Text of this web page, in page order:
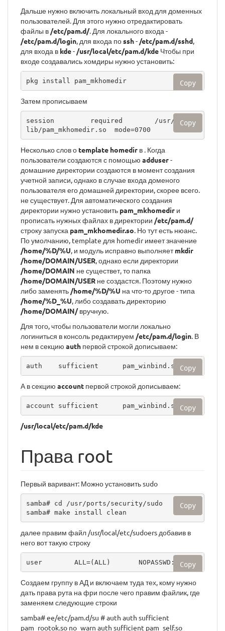
Дальше нужно включить локальный вход для доменных
пользователей. Для этого нужно отредактировать
файлы в /etc/pam.d/. Для локального входа -
/etc/pam.d/login, для входа поssh- /etc/pam.d/sshd,
для входа в kde- /usr/local/etc/pam.d/kde Чтобы при
входе создавались хомдиры нужно установить:
pkg install pam_mkhomedir Copy
Затем прописываем
session         required        /usr/local/
lib/pam_mkhomedir.so  mode=0700
Copy
Несколько слов о template homedir в . Когда
пользователи создаются с помощью adduser-
домашние директории создаются в момент создания
учетной записи, однако в случае входа доменого
пользователя его домашней директории, скорее всего.
не существует. Для автоматического создания
директории нужно установить pam_mkhomedir и
прописать нужных файлах в директории /etc/pam.d/
строку запуска pam_mkhomedir.so. Но тут есть нюанс.
По умолчанию, template для homedir имеет значение
/home/%D/%U, и модуль исправно выполняетmkdir
/home/DOMAIN/USER, однако если директории
/home/DOMAIN не существет, то папка
/home/DOMAIN/USER не создастся. Поэтому нужно
либо заменять /home/%D/%U на что-то другое - типа
/home/%D_%U, либо создавать директорию
/home/DOMAIN/вручную.
Для того, чтобы пользователи могли локально
логиниться в консоль редактируем /etc/pam.d/login. В
нем в секцию auth первой строкой дописываем:
auth    sufficient      pam_winbind.so Copy
А в секцию account первой строкой дописываем:
account sufficient      pam_winbind.so Copy
/usr/local/etc/pam.d/kde
Права root
Первый варивант: Можно установить sudo
samba# cd /usr/ports/security/sudo
samba# make install clean
Copy
далее правим файл /usr/local/etc/sudoers добавив в
него вот такую строку
user        ALL=(ALL)       NOPASSWD: ALL
Copy
Создаем группу в АД и включаем туда тех, кому нужно
дать права рута на фри после чего правим файлик, где
заменяем следующие строки
samba# ee/etc/pam.d/su # auth auth sufficient
pam_rootok.so no_warn auth sufficient pam_self.so